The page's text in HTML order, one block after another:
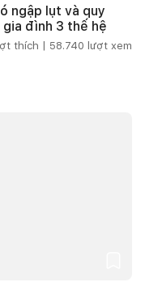
ngập lụt và quy
đình 3 thế hệ
thích | 58.740 lượt xem